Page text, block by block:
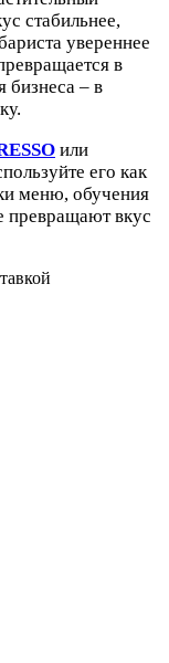
стабильнее,
увереннее
в
– в
или
его как
меню, обучения
превращают вкус